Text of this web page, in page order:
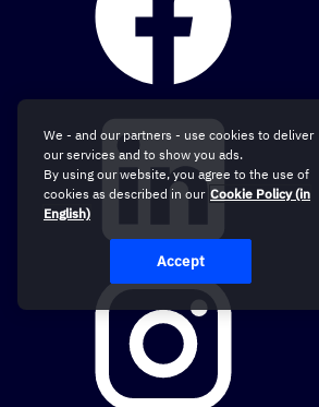
We - and our partners - use cookies to deliver
our services and to show you ads.
By using our website, you agree to the use of
cookies as described in our Cookie Policy (in
English)
Accept